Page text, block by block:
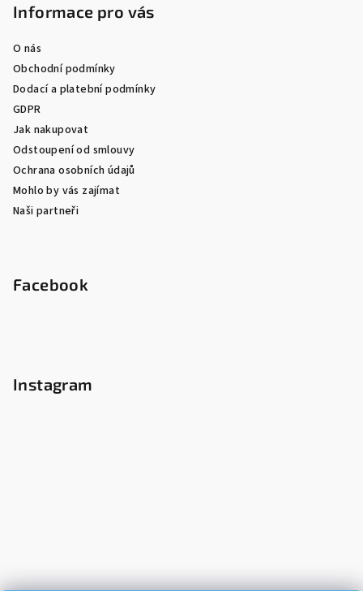
Informace pro vás
O nás
Obchodní podmínky
Dodací a platební podmínky
GDPR
Jak nakupovat
Odstoupení od smlouvy
Ochrana osobních údajů
Mohlo by vás zajímat
Naši partneři
Facebook
Instagram